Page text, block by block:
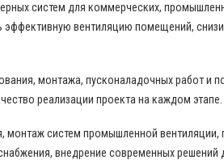
систем для коммерческих,
вентиляцию помещений,
монтажа, пусконаладочных работ и
реализации проекта на каждом этапе.
систем промышленной вентиляции,
внедрение современных решений